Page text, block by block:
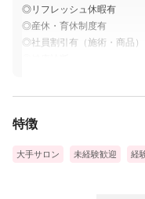
◎リフレッシュ休暇有
◎産休・育休制度有
◎社員割引有（施術・商品）
特徴
大手サロン 未経験歓迎 経